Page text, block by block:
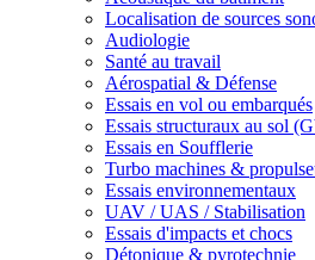
Localisation de sources
Audiologie
Santé au travail
Aérospatial & Défense
Essais en vol ou embarqués
Essais structuraux au sol
Essais en Soufflerie
Turbo machines &
Essais environnementaux
UAV / UAS / Stabilisation
Essais d'impacts et chocs
Détonique & pyrotechnie